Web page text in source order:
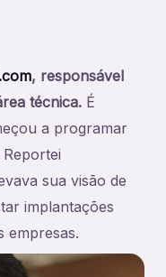
, responsável
técnica. É
a programar
sua visão de
implantações
empresas.